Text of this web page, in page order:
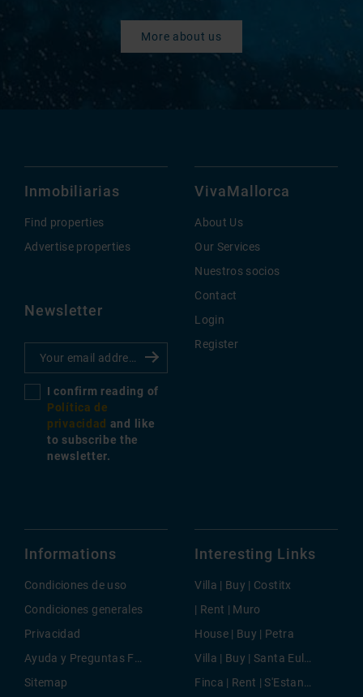
More about us
Inmobiliarias
Find properties
Advertise properties
Newsletter
I confirm reading of
Política de
privacidad and like
to subscribe the
newsletter.
VivaMallorca
About Us
Our Services
Nuestros socios
Contact
Login
Register
Informations
Condiciones de uso
Condiciones generales
Privacidad
Ayuda y Preguntas Frecuentes
Sitemap
Interesting Links
Villa | Buy | Costitx
| Rent | Muro
House | Buy | Petra
Villa | Buy | Santa Eularia
Finca | Rent | S'Estanyol de Migjorn